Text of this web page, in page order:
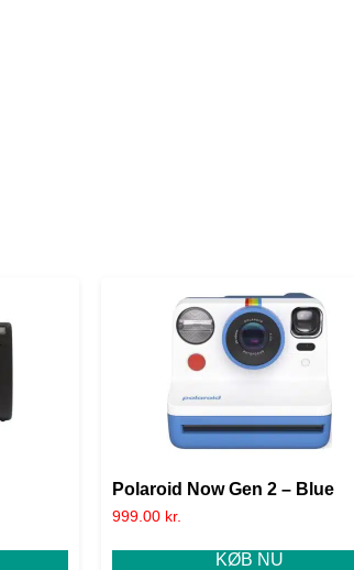
Polaroid Now Gen 2 – Blue
999.00 kr.
KØB NU